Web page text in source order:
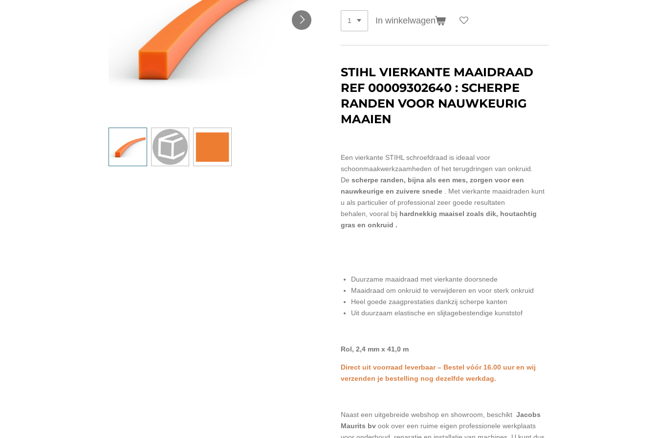
In winkelwagen
STIHL VIERKANTE MAAIDRAAD
REF 00009302640 : SCHERPE
RANDEN VOOR NAUWKEURIG
MAAIEN
Een vierkante STIHL schroefdraad is ideaal voor
schoonmaakwerkzaamheden of het terugdringen van onkruid.
De scherpe randen, bijna als een mes, zorgen voor een
nauwkeurige en zuivere snede
Met vierkante maaidraden kunt
u als particulier of professional zeer goede resultaten
behalen, vooral bij hardnekkig maaisel zoals dik, houtachtig
gras en onkruid .
Duurzame maaidraad met vierkante doorsnede
Maaidraad om onkruid te verwijderen en voor sterk onkruid
Heel goede zaagprestaties dankzij scherpe kanten
Uit duurzaam elastische en slijtagebestendige kunststof
Rol, 2,4 mm x 41,0 m
Direct uit voorraad leverbaar – Bestel vóór 16.00 uur en wij
verzenden je bestelling nog dezelfde werkdag.
Naast een uitgebreide webshop en showroom, beschikt Jacobs
Maurits bv ook over een ruime eigen professionele werkplaats